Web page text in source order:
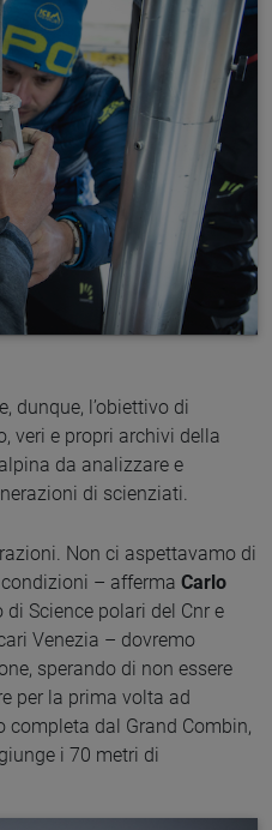
dunque, l’obiettivo di
veri e propri archivi della
da analizzare e
di scienziati.
Non ci aspettavamo di
– afferma Carlo
di Science polari del Cnr e
Venezia – dovremo
sperando di non essere
per la prima volta ad
completa dal Grand Combin,
i 70 metri di